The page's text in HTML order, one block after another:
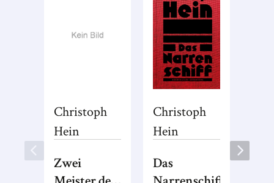
Christoph
Hein
Zwei
Christoph
Hein
Das